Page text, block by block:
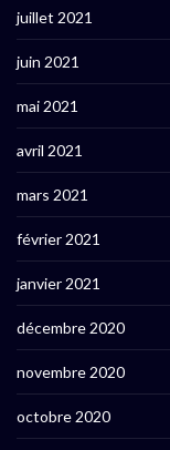
juillet 2021
juin 2021
mai 2021
avril 2021
mars 2021
février 2021
janvier 2021
décembre 2020
novembre 2020
octobre 2020